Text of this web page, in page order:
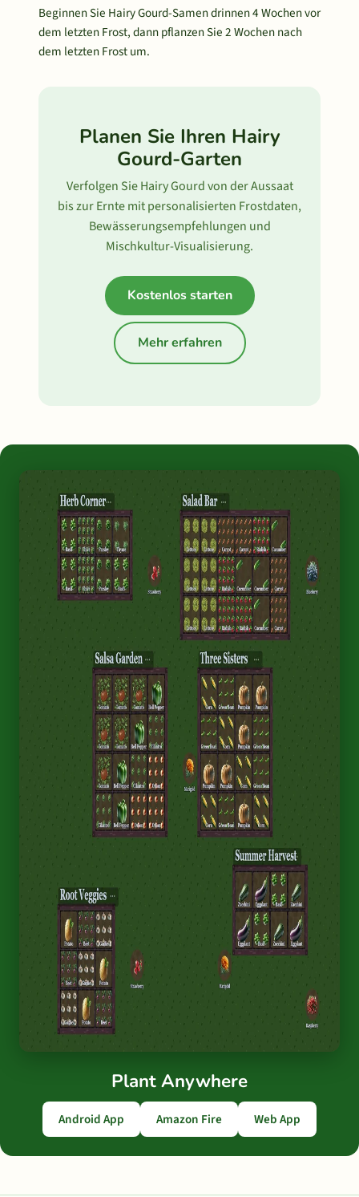
Beginnen Sie Hairy Gourd-Samen drinnen 4 Wochen vor
dem letzten Frost, dann pflanzen Sie 2 Wochen nach
dem letzten Frost um.
Planen Sie Ihren Hairy
Gourd-Garten
Verfolgen Sie Hairy Gourd von der Aussaat
bis zur Ernte mit personalisierten Frostdaten,
Bewässerungsempfehlungen und
Mischkultur-Visualisierung.
Kostenlos starten
Mehr erfahren
Plant Anywhere
Android App Amazon Fire Web App